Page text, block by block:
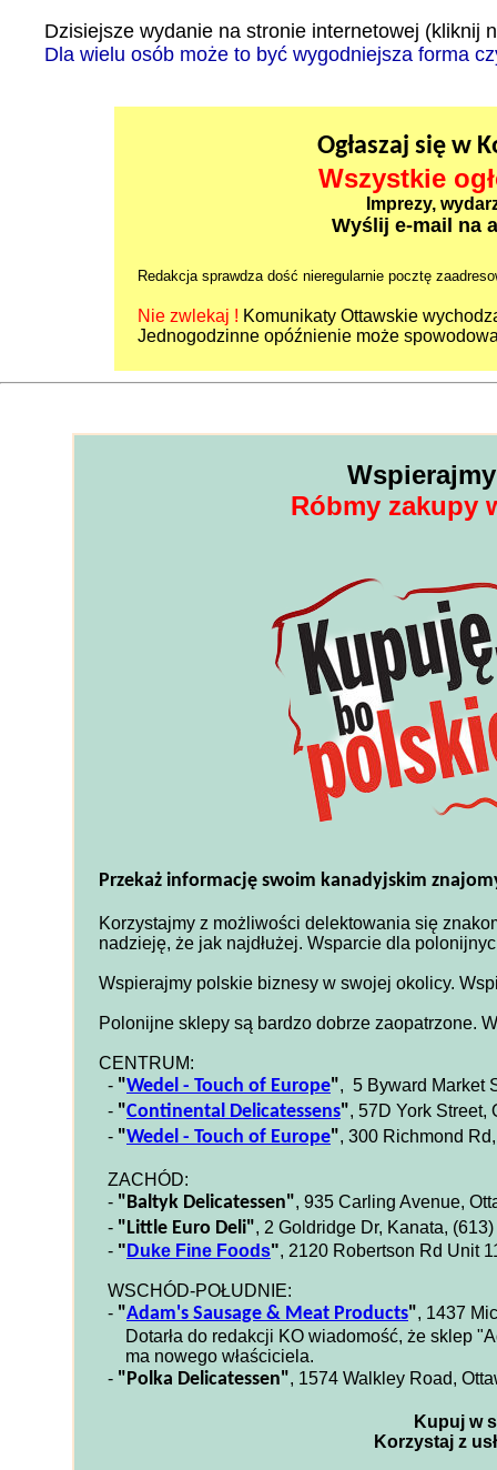
Dzisiejsze wydanie na stronie internetowej (kliknij
Dla wielu osób może to być wygodniejsza forma
Ogłaszaj się w
Wszystkie
Imprezy,
Wyślij e-mail na
Redakcja sprawdza dość nieregularnie pocztę
Nie zwlekaj ! Komunikaty Ottawskie
Jednogodzinne opóźnienie może
Róbmy zakupy
Przekaż informację swoim kanadyjskim
Korzystajmy z możliwości delektowania się
nadzieję, że jak najdłużej. Wsparcie dla
Wspierajmy polskie biznesy w swojej okolicy.
Polonijne sklepy są bardzo dobrze zaopatrzone.
CENTRUM:
- "Wedel - Touch of Europe", 5 Byward Market
- "Continental Delicatessens", 57D York Street,
- "Wedel - Touch of Europe", 300 Richmond
ZACHÓD:
- "Baltyk Delicatessen", 935 Carling Avenue,
- "Little Euro Deli", 2 Goldridge Dr, Kanata,
- " Duke Fine Foods", 2120 Robertson Rd Unit
WSCHÓD-POŁUDNIE:
- "Adam's Sausage & Meat Products", 1437
Dotarła do redakcji KO wiadomość, że sklep
ma nowego właściciela.
- "Polka Delicatessen", 1574 Walkley Road,
Kupuj w
Korzystaj z